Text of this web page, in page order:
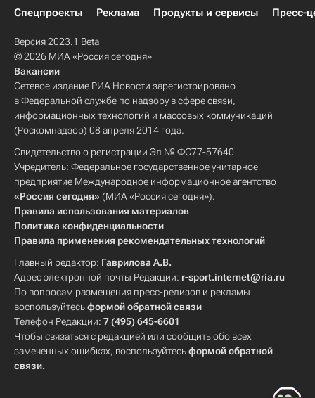
Спецпроекты
Реклама Продукты и сервисы Пресс-
Версия 2023.1 Beta
© 2026 МИА «Россия сегодня»
Вакансии
Сетевое издание РИА Новости зарегистрировано
в Федеральной службе по надзору в сфере связи,
информационных технологий и массовых коммуникаций
(Роскомнадзор) 08 апреля 2014 года.
Свидетельство о регистрации Эл № ФС77-57640
Учредитель: Федеральное государственное унитарное
предприятие Международное информационное агентство
«Россия сегодня» (МИА «Россия сегодня»).
Правила использования материалов
Политика конфиденциальности
Правила применения рекомендательных технологий
Главный редактор: Гаврилова А.В.
Адрес электронной почты Редакции: r-sport.internet@ria.ru
По вопросам размещения пресс-релизов и рекламы
воспользуйтесьформой обратной связи
Телефон Редакции: 7 (495) 645-6601
Чтобы связаться с редакцией или сообщить обо всех
замеченных ошибках, воспользуйтесьформой обратной
связи.